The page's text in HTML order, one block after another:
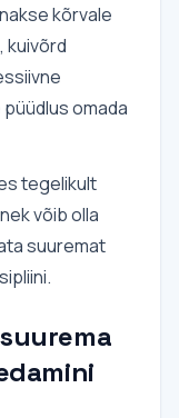
kõrvale
kuivõrd
omada
tegelikult
võib olla
suuremat